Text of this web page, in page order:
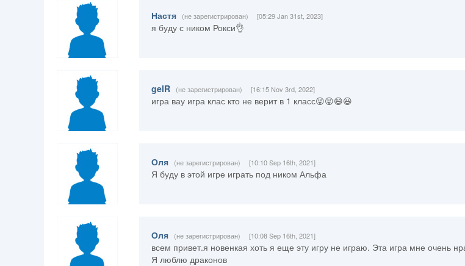
Настя (не зарегистрирован) [05:29 Jan 31st, 2023]
я буду с ником Рокси👌
gelR (не зарегистрирован) [16:15 Nov 3rd, 2022]
игра вау игра клас кто не верит в 1 класс😜😝😄😃
Оля (не зарегистрирован) [10:10 Sep 16th, 2021]
Я буду в этой игре играть под ником Альфа
Оля (не зарегистрирован) [10:08 Sep 16th, 2021]
всем привет.я новенкая хоть я еще эту игру не играю. Эта игра мне очень
Я люблю драконов